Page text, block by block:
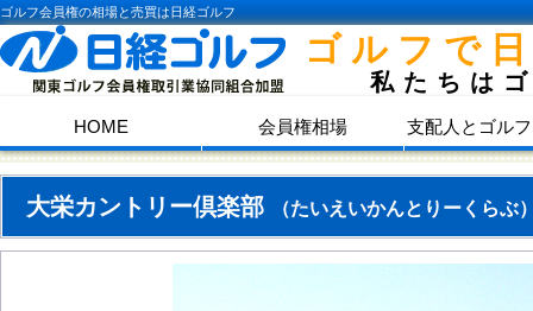
ゴルフ会員権の相場と売買は日経ゴルフ
ゴルフで
私たちは
HOME 会員権相場 支配人とゴル
大栄カントリー倶楽部 （たいえいかんとりーくらぶ